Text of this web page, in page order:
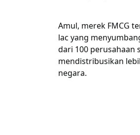
Amul, merek FMCG
lac yang
dari 100 perusahaan
mendistribusikan
negara.